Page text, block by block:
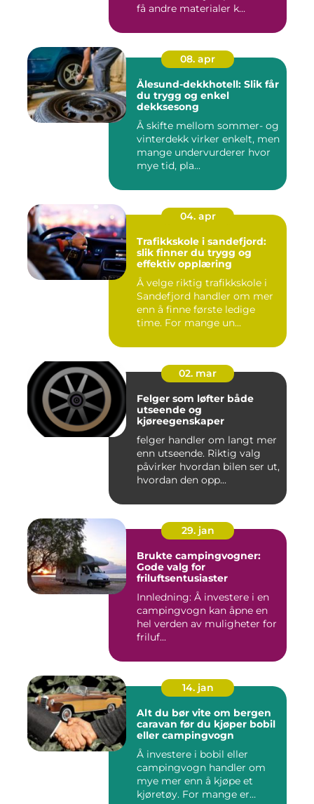
få andre materialer k...
08. apr
Ålesund-dekkhotell: Slik får
du trygg og enkel
dekksesong
Å skifte mellom sommer- og
vinterdekk virker enkelt, men
mange undervurderer hvor
mye tid, pla...
04. apr
Trafikkskole i sandefjord:
slik finner du trygg og
effektiv opplæring
Å velge riktig trafikkskole i
Sandefjord handler om mer
enn å finne første ledige
time. For mange un...
02. mar
Felger som løfter både
utseende og
kjøreegenskaper
felger handler om langt mer
enn utseende. Riktig valg
påvirker hvordan bilen ser ut,
hvordan den opp...
29. jan
Brukte campingvogner:
Gode valg for
friluftsentusiaster
Innledning: Å investere i en
campingvogn kan åpne en
hel verden av muligheter for
friluf...
14. jan
Alt du bør vite om bergen
caravan før du kjøper bobil
eller campingvogn
Å investere i bobil eller
campingvogn handler om
mye mer enn å kjøpe et
kjøretøy. For mange er